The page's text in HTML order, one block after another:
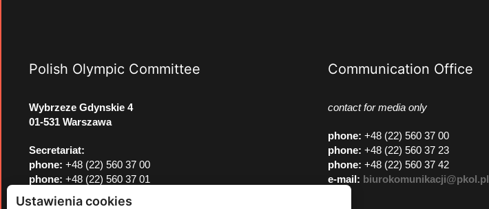
Polish Olympic Committee
Wybrzeze Gdynskie 4
01-531 Warszawa
Secretariat:
phone: +48 (22) 560 37 00
phone: +48 (22) 560 37 01
e-mail:
pkol@pkol.pl
Communication Office
contact for media only
phone: +48 (22) 560 37 00
phone: +48 (22) 560 37 23
phone: +48 (22) 560 37 42
e-mail: biurokomunikacji@pkol.pl
Ustawienia cookies